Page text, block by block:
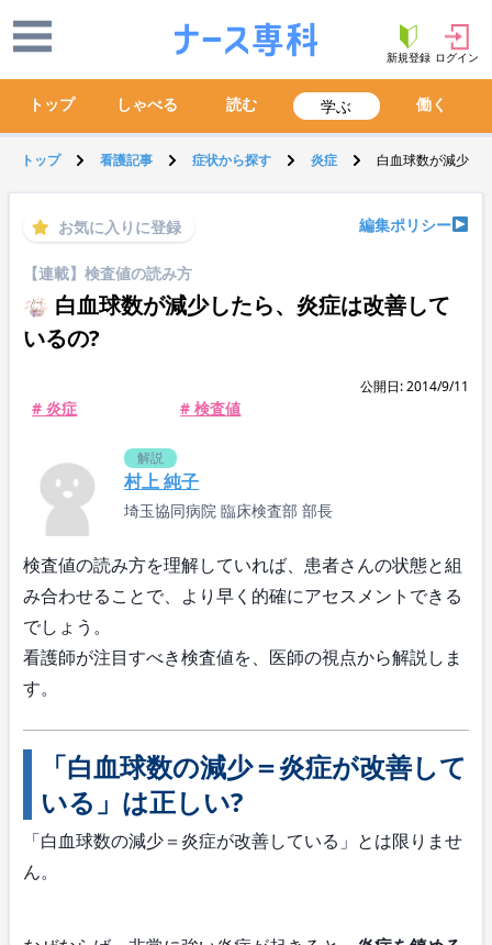
新規登録 ログイン
トップ しゃべる 読む 学ぶ 働く
トップ 看護記事 症状から探す 炎症 白血球数が減少し
お気に入りに登録 編集ポリシー
【連載】検査値の読み方
白血球数が減少したら、炎症は改善して
いるの?
公開日: 2014/9/11
# 炎症 # 検査値
解説
村上 純子
埼玉協同病院 臨床検査部 部長
検査値の読み方を理解していれば、患者さんの状態と組
み合わせることで、より早く的確にアセスメントできる
でしょう。
看護師が注目すべき検査値を、医師の視点から解説しま
す。
「白血球数の減少＝炎症が改善して
いる」は正しい?
「白血球数の減少＝炎症が改善している」とは限りませ
ん。